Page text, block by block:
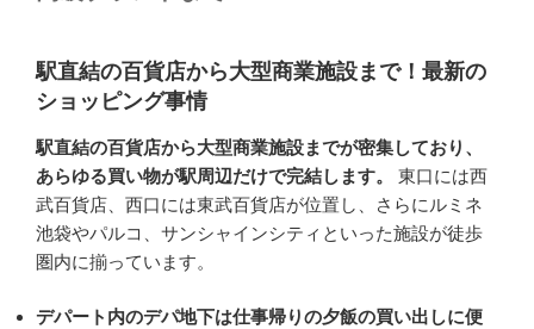
駅直結の百貨店から大型商業施設まで！最新の
ショッピング事情
駅直結の百貨店から大型商業施設までが密集しており、
あらゆる買い物が駅周辺だけで完結します。
東口には西
武百貨店、西口には東武百貨店が位置し、さらにルミネ
池袋やパルコ、サンシャインシティといった施設が徒歩
圏内に揃っています。
デパート内のデパ地下は仕事帰りの夕飯の買い出しに便